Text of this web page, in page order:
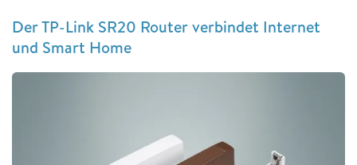
Der TP-Link SR20 Router verbindet Internet
und Smart Home